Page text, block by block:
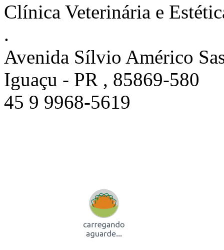
Clínica Veterinária e
.
Avenida Sílvio Américo
Iguaçu - PR , 85869-580
45 9 9968-5619